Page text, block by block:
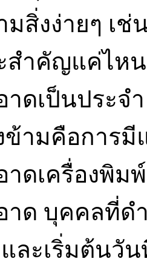
สิ่งง่ายๆ เช่
สำคัญแค่ไห
ดเป็นประจ
ข้ามคือการ
าดเครื่องพิม
าด บุคคลที่ด
ละเริ่มต้นวั